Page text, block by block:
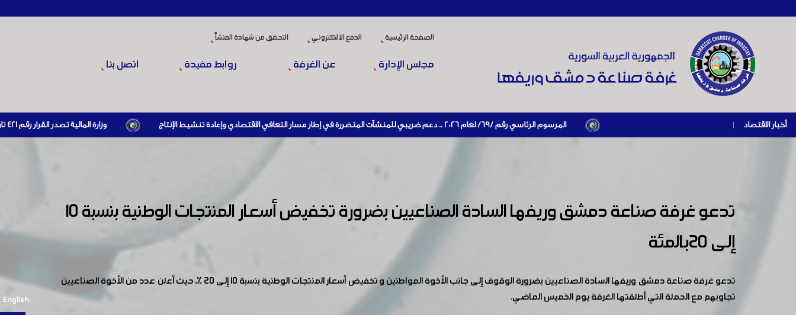
الصفحة الرئيسية الدفع الالكتروني التحقق من شهادة المنشأ
مجلس الإدارة عن الغرفة روابط مفيدة اتصل بنا
أخبار الاقتصاد | المرسوم الرئاسي رقم /69/ لعام 2026 .. دعم ضريبي للمنشآت المتضررة في إطار مسار التعافي الاقتصادي وإعادة تنشيط الإنتاج وزارة المالية تصدر القرار رقم 421 تاريخ 24/3/2026 المتضمن الزام المستوردين بإبراز براءة ذمة مالية سارية صادرة عن الهيئة العامة للضرائب والرسوم أو مديرياتها عند القيام بعمليات الاستيراد
English
تدعو غرفة صناعة دمشق وريفها السادة الصناعيين بضرورة تخفيض أسعار المنتجات الوطنية بنسبة 10
إلى 20بالمئة
تدعو غرفة صناعة دمشق وريفها السادة الصناعيين بضرورة الوقوف إلى جانب الأخوة المواطنين و تخفيض أسعار المنتجات الوطنية بنسبة 10 إلى 20 %، حيث أعلن عدد من الأخوة الصناعيين
تجاوبهم مع الحملة التي أطلقتها الغرفة يوم الخميس الماضي.